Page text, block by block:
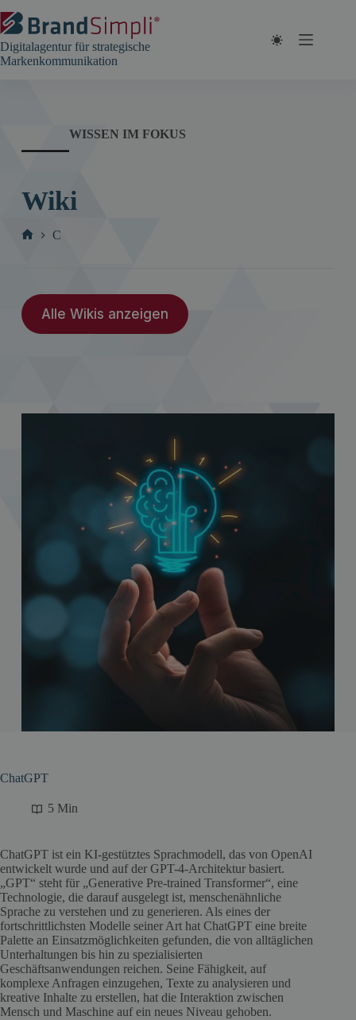
Inhalt
springen
Digitalagentur für strategische
Markenkommunikation
WISSEN IM FOKUS
Wiki
C
Alle Wikis anzeigen
ChatGPT
5 Min
ChatGPT ist ein KI-gestütztes Sprachmodell, das von OpenAI
entwickelt wurde und auf der GPT-4-Architektur basiert.
„GPT“ steht für „Generative Pre-trained Transformer“, eine
Technologie, die darauf ausgelegt ist, menschenähnliche
Sprache zu verstehen und zu generieren. Als eines der
fortschrittlichsten Modelle seiner Art hat ChatGPT eine breite
Palette an Einsatzmöglichkeiten gefunden, die von alltäglichen
Unterhaltungen bis hin zu spezialisierten
Geschäftsanwendungen reichen. Seine Fähigkeit, auf
komplexe Anfragen einzugehen, Texte zu analysieren und
kreative Inhalte zu erstellen, hat die Interaktion zwischen
Mensch und Maschine auf ein neues Niveau gehoben.